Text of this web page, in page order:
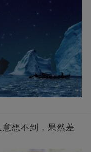
想不到，果然差